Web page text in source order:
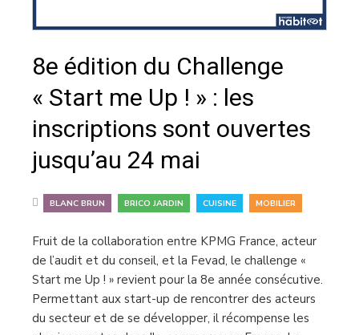
8e édition du Challenge
« Start me Up ! » : les
inscriptions sont ouvertes
jusqu’au 24 mai
BLANC BRUN BRICO JARDIN CUISINE MOBILIER
Fruit de la collaboration entre KPMG France, acteur
de l’audit et du conseil, et la Fevad, le challenge «
Start me Up ! » revient pour la 8e année consécutive.
Permettant aux start-up de rencontrer des acteurs
du secteur et de se développer, il récompense les